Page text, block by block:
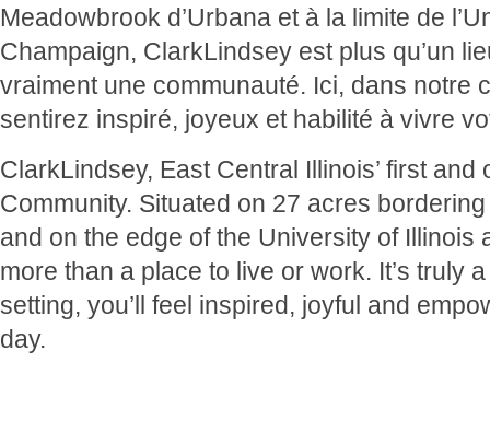
Meadowbrook d’Urbana et à la limite de
Champaign, ClarkLindsey est plus qu’un
vraiment une communauté. Ici, dans notre
sentirez inspiré, joyeux et habilité à vivre
ClarkLindsey, East Central Illinois’ first
Community. Situated on 27 acres
and on the edge of the University of Illinois
more than a place to live or work. It’s truly
setting, you’ll feel inspired, joyful and
day.